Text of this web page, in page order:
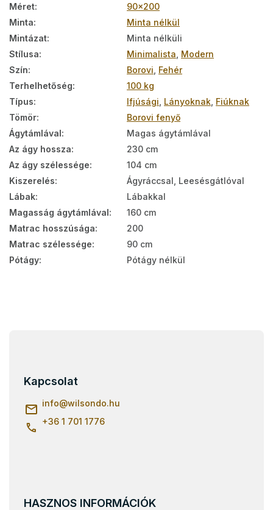
Méret:
90x200
Minta:
Minta nélkül
Mintázat:
Minta nélküli
Stílusa: Minimalista Modern
Szín: Borovi Fehér
Terhelhetőség:
100 kg
Típus: Ifjúsági Lányoknak Fiúknak
Tömör:
Borovi fenyő
Ágytámlával:
Magas ágytámlával
Az ágy hossza:
230 cm
Az ágy szélessége:
104 cm
Kiszerelés:
Ágyráccsal, Leesésgátlóval
Lábak:
Lábakkal
Magasság ágytámlával:
160 cm
Matrac hosszúsága:
200
Matrac szélessége:
90 cm
Pótágy: Pótágy nélkül
Kapcsolat
info@wilsondo.hu
+36 1 701 1776
HASZNOS INFORMÁCIÓK